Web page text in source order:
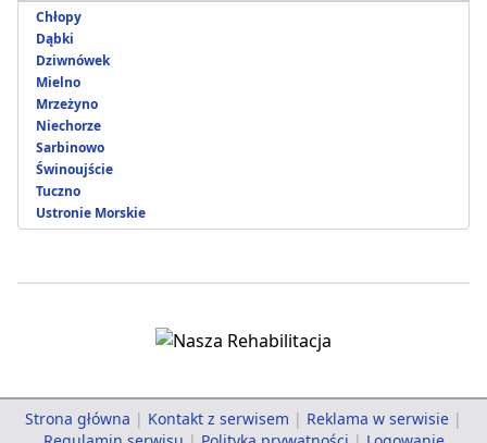
Chłopy
Dąbki
Dziwnówek
Mielno
Mrzeżyno
Niechorze
Sarbinowo
Świnoujście
Tuczno
Ustronie Morskie
Strona główna | Kontakt z serwisem | Reklama w serwisie |